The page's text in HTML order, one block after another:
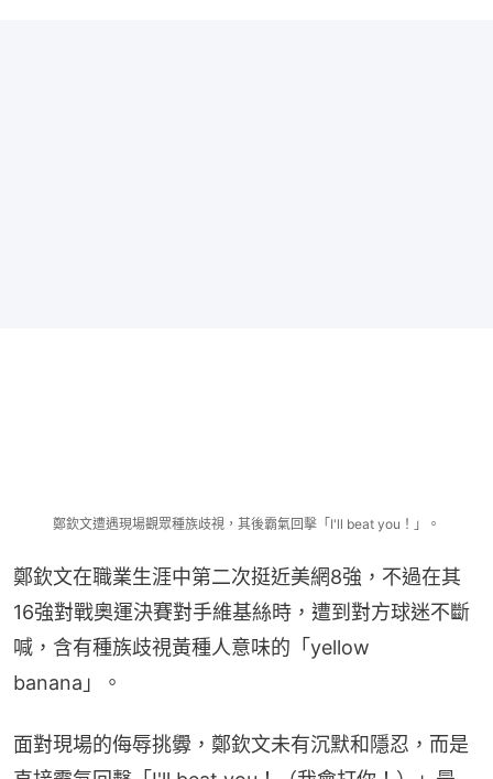
鄭欽文遭遇現場觀眾種族歧視，其後霸氣回擊「I'll beat you！」。
鄭欽文在職業生涯中第二次挺近美網8強，不過在其
16強對戰奧運決賽對手維基絲時，遭到對方球迷不斷
喊，含有種族歧視黃種人意味的「yellow
banana」。
面對現場的侮辱挑釁，鄭欽文未有沉默和隱忍，而是